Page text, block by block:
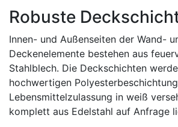
Robuste
Innen- und Außenseiten der Wand-
Deckenelemente bestehen aus
Stahlblech. Die Deckschichten
hochwertigen
Lebensmittelzulassung in weiß
komplett aus Edelstahl auf Anfrage